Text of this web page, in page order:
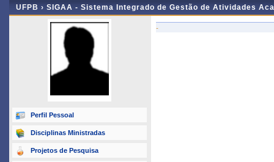
UFPB › SIGAA - Sistema Integrado de Gestão de Atividades
Perfil Pessoal
Disciplinas Ministradas
Projetos de Pesquisa
-